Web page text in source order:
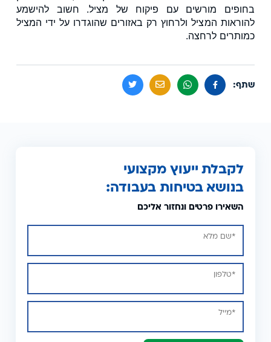
בחופים מורשים עם פיקוח של מציל. חשוב להישמע
להוראות המציל ולרחוץ רק באזורים שהוגדרו על ידי המציל
כמותרים לרחצה.
שתף:
לקבלת ייעוץ מקצועי
בנושא בטיחות בעבודה:
השאירו פרטים ונחזור אליכם